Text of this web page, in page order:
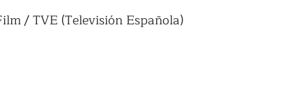
/ TVE (Televisión Española)